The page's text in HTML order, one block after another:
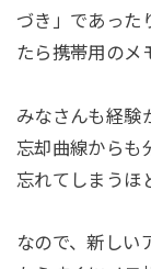
づき」であった
たら携帯用のメ
みなさんも経験
忘却曲線からも
忘れてしまうほ
なので、新しい